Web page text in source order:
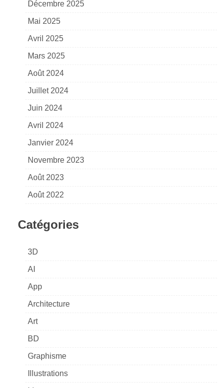
Décembre 2025
Mai 2025
Avril 2025
Mars 2025
Août 2024
Juillet 2024
Juin 2024
Avril 2024
Janvier 2024
Novembre 2023
Août 2023
Août 2022
Catégories
3D
AI
App
Architecture
Art
BD
Graphisme
Illustrations